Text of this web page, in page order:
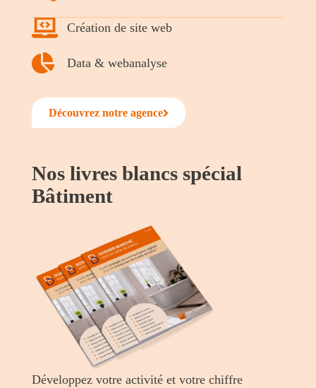
Création de site web
Data & webanalyse
Découvrez notre agence
Nos livres blancs spécial
Bâtiment
Développez votre activité et votre chiffre